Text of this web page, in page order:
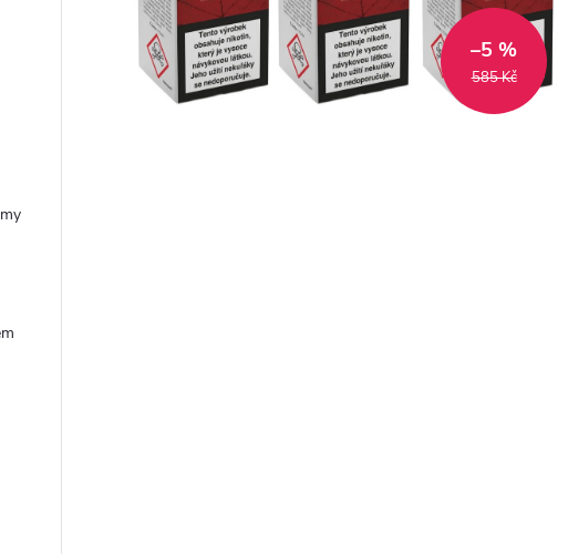
585 Kč
–5 %